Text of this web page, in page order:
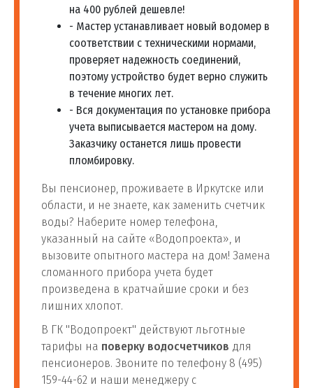
на 400 рублей дешевле!
- Мастер устанавливает новый водомер в
соответствии с техническими нормами,
проверяет надежность соединений,
поэтому устройство будет верно служить
в течение многих лет.
- Вся документация по установке прибора
учета выписывается мастером на дому.
Заказчику останется лишь провести
пломбировку.
Вы пенсионер, проживаете в Иркутске или
области, и не знаете, как заменить счетчик
воды? Наберите номер телефона,
указанный на сайте «Водопроекта», и
вызовите опытного мастера на дом! Замена
сломанного прибора учета будет
произведена в кратчайшие сроки и без
лишних хлопот.
В ГК "Водопроект" действуют льготные
тарифы на поверку водосчетчиков для
пенсионеров. Звоните по телефону 8 (495)
159-44-62 и наши менеджеру с